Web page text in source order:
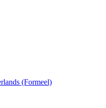
(Formeel)